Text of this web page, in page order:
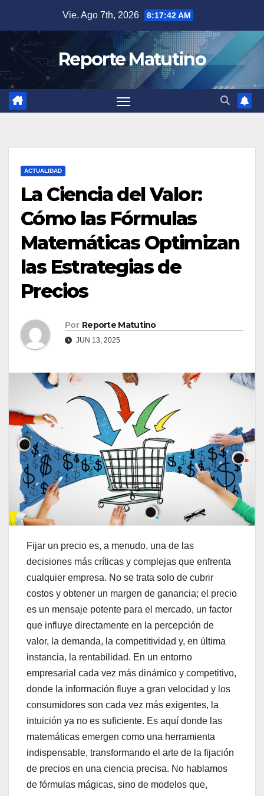
contenido
Vie. Ago 7th, 2026 8:17:44 AM
Reporte Matutino
ACTUALIDAD
La Ciencia del Valor:
Cómo las Fórmulas
Matemáticas Optimizan
las Estrategias de
Precios
Por Reporte Matutino
JUN 13, 2025
Fijar un precio es, a menudo, una de las
decisiones más críticas y complejas que enfrenta
cualquier empresa. No se trata solo de cubrir
costos y obtener un margen de ganancia; el precio
es un mensaje potente para el mercado, un factor
que influye directamente en la percepción de
valor, la demanda, la competitividad y, en última
instancia, la rentabilidad. En un entorno
empresarial cada vez más dinámico y competitivo,
donde la información fluye a gran velocidad y los
consumidores son cada vez más exigentes, la
intuición ya no es suficiente. Es aquí donde las
matemáticas emergen como una herramienta
indispensable, transformando el arte de la fijación
de precios en una ciencia precisa. No hablamos
de fórmulas mágicas, sino de modelos que,